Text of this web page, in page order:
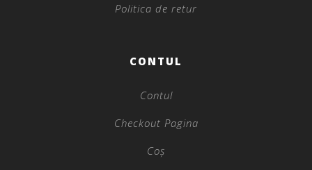
Politica de retur
CONTUL
Contul
Checkout Pagina
Coș